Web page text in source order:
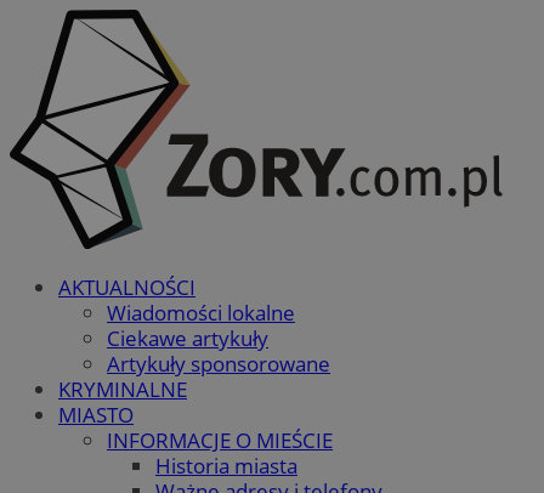
AKTUALNOŚCI
Wiadomości lokalne
Ciekawe artykuły
Artykuły sponsorowane
KRYMINALNE
MIASTO
INFORMACJE O MIEŚCIE
Historia miasta